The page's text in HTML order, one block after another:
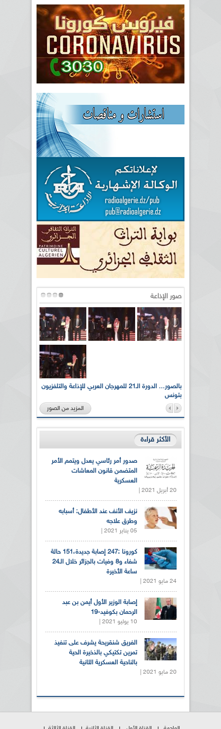
صور الإذاعة
بالصور... الدورة الـ21 للمهرجان العربي للإذاعة والتلفزيون
بتونس
المزيد من الصور
الأكثر قراءة
صدور أمر رئاسي يعدل ويتمم الأمر
المتضمن قانون المعاشات
العسكرية
20 أبريل 2021 |
نزيف الأنف عند الأطفال: أسبابه
وطرق علاجه
05 يناير 2021 |
كورونا :247 إصابة جديدة،151 حالة
شفاء و8 وفيات بالجزائر خلال الـ24
ساعة الأخيرة
24 مايو 2021 |
إصابة الوزير الأول أيمن بن عبد
الرحمان بكوفيد-19
10 يوليو 2021 |
الفريق شنقريحة يشرف على تنفيذ
تمرين تكتيكي بالذخيرة الحية
بالناحية العسكرية الثانية
20 مايو 2021 |